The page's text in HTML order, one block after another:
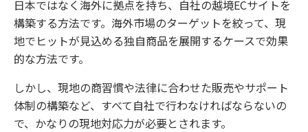
日本ではなく海外に拠点を持ち、自社の越境ECサイトを
構築する方法です。海外市場のターゲットを絞って、現
地でヒットが見込める独自商品を展開するケースで効果
的な方法です。
しかし、現地の商習慣や法律に合わせた販売やサポート
体制の構築など、すべて自社で行わなければならないの
で、かなりの現地対応力が必要とされます。